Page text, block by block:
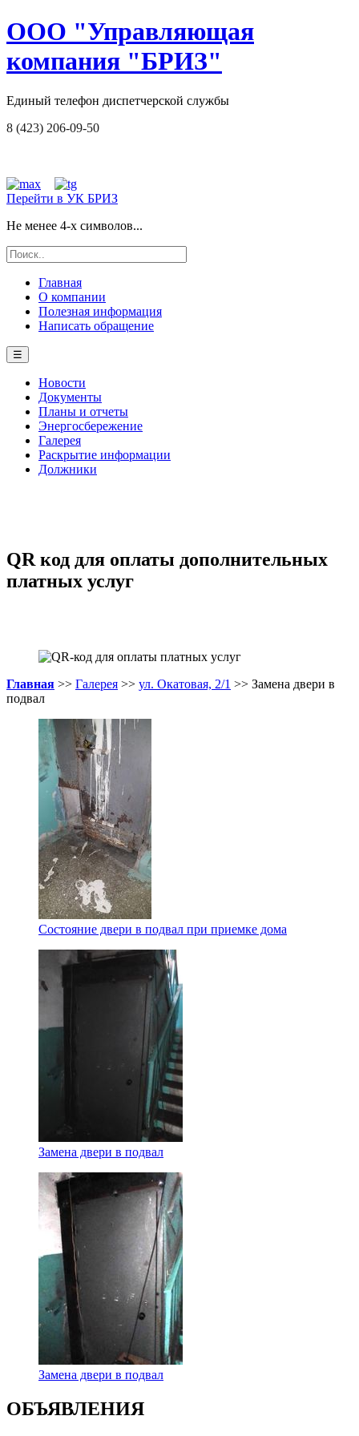
ООО "Управляющая
компания "БРИЗ"
Единый телефон диспетчерской службы
8 (423) 206-09-50
Перейти в УК БРИЗ
Не менее 4-х символов...
Главная
О компании
Полезная информация
Написать обращение
☰
Новости
Документы
Планы и отчеты
Энергосбережение
Галерея
Раскрытие информации
Должники
QR код для оплаты дополнительных
платных услуг
Главная >> Галерея >> ул. Окатовая, 2/1 >> Замена двери в
подвал
Состояние двери в подвал при приемке дома
Замена двери в подвал
Замена двери в подвал
ОБЪЯВЛЕНИЯ